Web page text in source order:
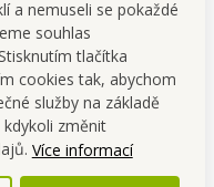
a nemuseli se pokaždé
souhlas
tlačítka
cookies tak, abychom
služby na základě
změnit
Více informací